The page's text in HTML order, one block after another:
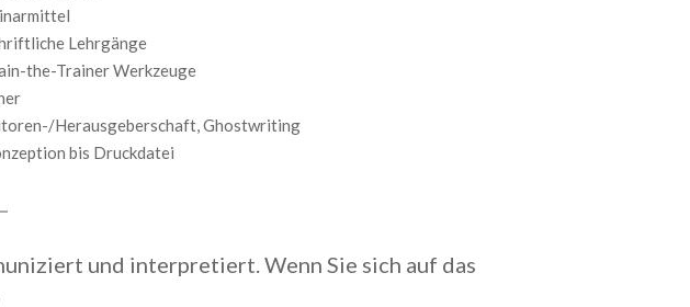
Lehrgänge
the-Trainer Werkzeuge
Herausgeberschaft, Ghostwriting
bis Druckdatei
und interpretiert. Wenn Sie sich auf das